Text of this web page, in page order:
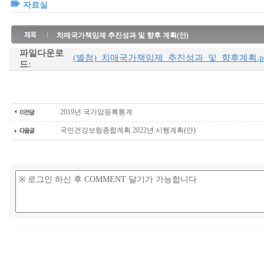
자료실
치매국가책임제 추진성과 및 향후 계획(안)
파일다운로
드:
(별첨)_치매국가책임제_추진성과_및_향후계획
2019년 국가암등록통계
국민건강보험종합계획 2022년 시행계획(안)